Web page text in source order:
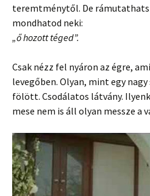
teremtménytől. De
mondhatod neki:
„ő hozott téged”.
Csak nézz fel nyáron az égre,
levegőben. Olyan, mint egy
fölött. Csodálatos látvány.
mese nem is áll olyan messze a